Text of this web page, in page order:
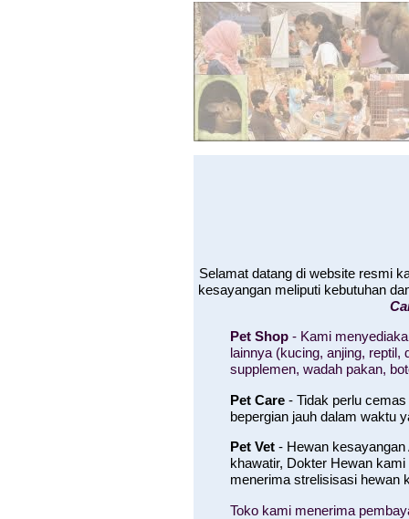
Selamat datang di website resmi
kesayangan meliputi kebutuhan
Pet Shop - Kami
lainnya (kucing, anjing,
supplemen, wadah pakan,
Pet Care - Tidak perlu
bepergian jauh dalam waktu
Pet Vet - Hewan
khawatir, Dokter Hewan
menerima strelisisasi hewan
Toko kami menerima